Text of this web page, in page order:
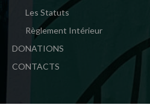
Les Statuts
Règlement Intérieur
DONATIONS
CONTACTS